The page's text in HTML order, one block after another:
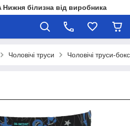
Нижня білизна від виробника
Чоловічі труси Чоловічі труси-